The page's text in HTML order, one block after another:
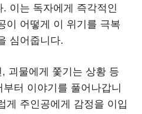
이는 독자에게 즉각적인
이 어떻게 이 위기를 극복
심어줍니다.
괴물에게 쫓기는 상황 등
터 이야기를 풀어나갑니
게 주인공에게 감정을 이입